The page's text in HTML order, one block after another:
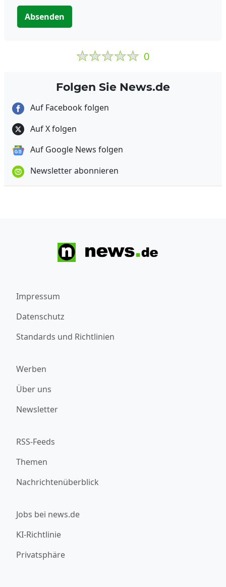
Absenden
0
Folgen Sie News.de
Auf Facebook folgen
Auf X folgen
Auf Google News folgen
Newsletter abonnieren
Impressum
Datenschutz
Standards und Richtlinien
Werben
Über uns
Newsletter
RSS-Feeds
Themen
Nachrichtenüberblick
Jobs bei news.de
KI-Richtlinie
Privatsphäre